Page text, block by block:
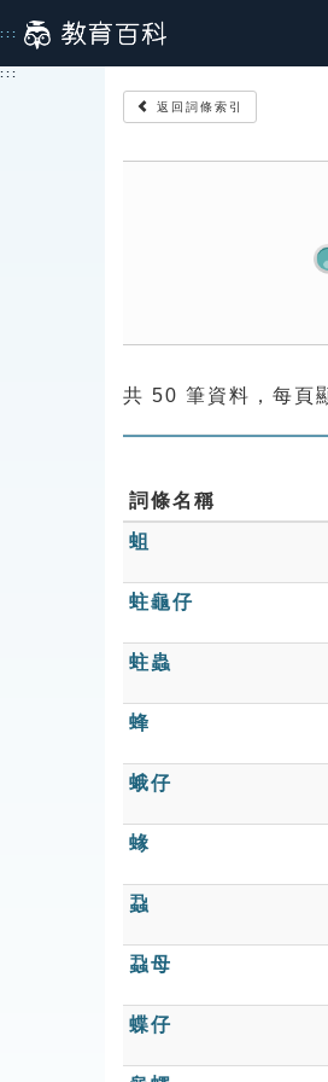
到
主
:::
:::
返回詞條索引
共 50 筆資料，每頁
詞條名稱
蛆
蛀龜仔
蛀蟲
蜂
蛾仔
蝝
蝨
蝨母
蝶仔